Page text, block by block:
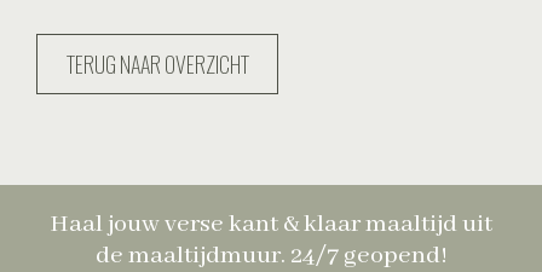
TERUG NAAR OVERZICHT
Haal jouw verse kant & klaar maaltijd uit
de maaltijdmuur. 24/7 geopend!